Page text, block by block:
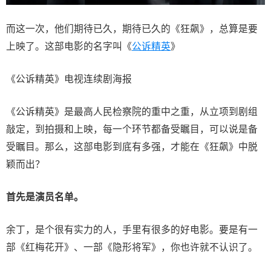
而这一次，他们期待已久，期待已久的《狂飙》，总算是要
上映了。这部电影的名字叫《公诉精英》
《公诉精英》电视连续剧海报
《公诉精英》是最高人民检察院的重中之重，从立项到剧组
敲定，到拍摄和上映，每一个环节都备受瞩目，可以说是备
受瞩目。那么，这部电影到底有多强，才能在《狂飙》中脱
颖而出？
首先是演员名单。
余丁，是个很有实力的人，手里有很多的好电影。要是有一
部《红梅花开》、一部《隐形将军》，你也许就不认识了。